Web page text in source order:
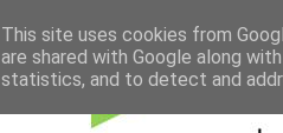
This site uses cookies from
are shared with Google along
statistics, and to detect and